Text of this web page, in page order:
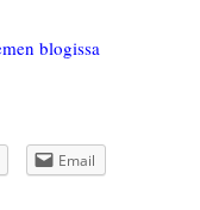
blogissa
Email